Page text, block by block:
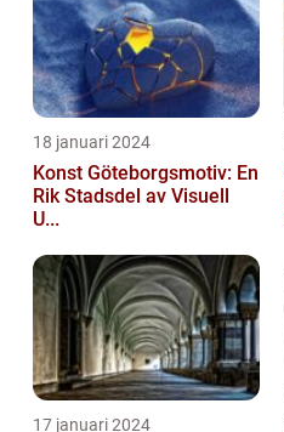
18 januari 2024
Konst Göteborgsmotiv: En
Rik Stadsdel av Visuell
U...
17 januari 2024